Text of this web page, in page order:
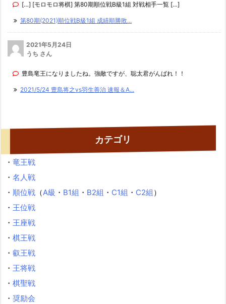
[…] [モロモロ将棋] 第80期順位戦B級1組 対戦相手一覧 […]
第80期(2021)順位戦B級1組 成績順勝敗...
2021年5月24日
うち さん
豊島竜王になりましたね。強敵ですが、聡太君がんばれ！！
2021/5/24 豊島将之vs羽生善治 速報＆A...
カテゴリ
・ 竜王戦
・ 名人戦
・ 順位戦 （A級 ・ B1組 ・ B2組 ・ C1組 ・ C2組 ）
・ 王位戦
・ 王座戦
・ 棋王戦
・ 叡王戦
・ 王将戦
・ 棋聖戦
・ 奨励会